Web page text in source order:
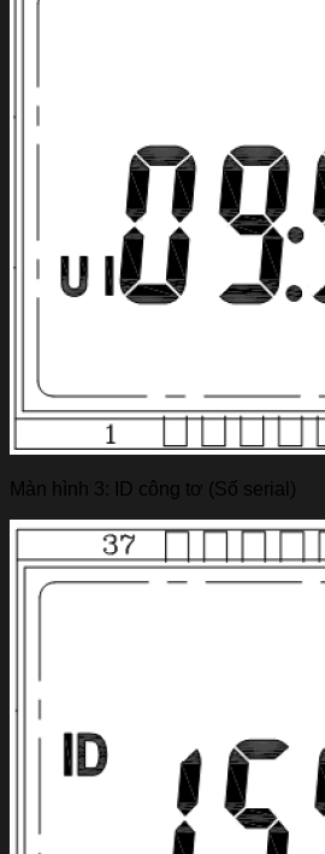
Màn hình 3: ID công tơ (Số serial)